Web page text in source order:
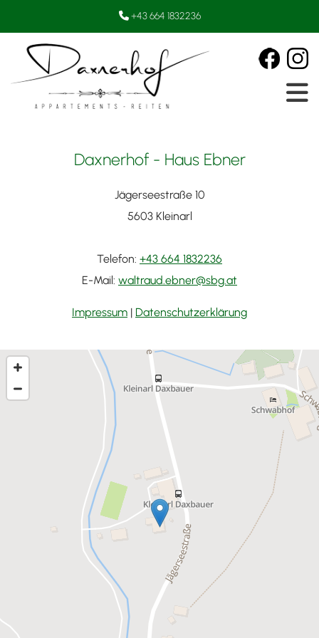
 +43 664 1832236
Daxnerhof - Haus Ebner
Jägerseestraße 10
5603 Kleinarl
Telefon: +43 664 1832236
E-Mail: waltraud.ebner@sbg.at
Impressum | Datenschutzerklärung